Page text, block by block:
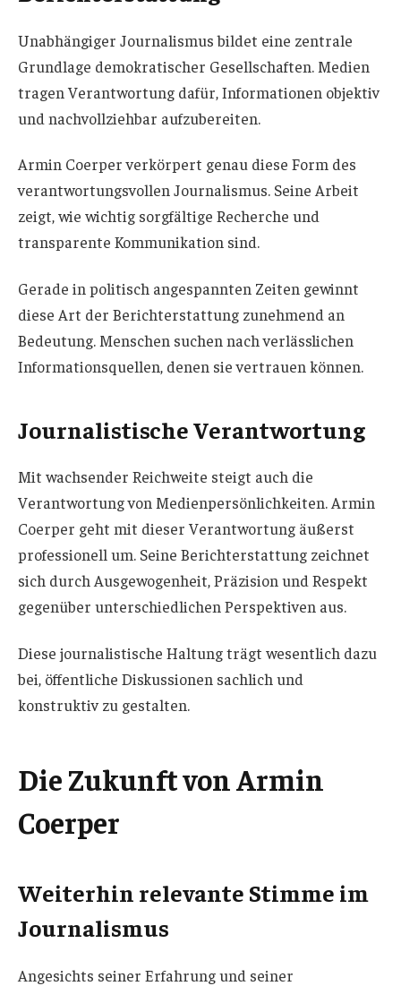
Unabhängiger Journalismus bildet eine zentrale
Grundlage demokratischer Gesellschaften. Medien
tragen Verantwortung dafür, Informationen objektiv
und nachvollziehbar aufzubereiten.
Armin Coerper verkörpert genau diese Form des
verantwortungsvollen Journalismus. Seine Arbeit
zeigt, wie wichtig sorgfältige Recherche und
transparente Kommunikation sind.
Gerade in politisch angespannten Zeiten gewinnt
diese Art der Berichterstattung zunehmend an
Bedeutung. Menschen suchen nach verlässlichen
Informationsquellen, denen sie vertrauen können.
Journalistische Verantwortung
Mit wachsender Reichweite steigt auch die
Verantwortung von Medienpersönlichkeiten. Armin
Coerper geht mit dieser Verantwortung äußerst
professionell um. Seine Berichterstattung zeichnet
sich durch Ausgewogenheit, Präzision und Respekt
gegenüber unterschiedlichen Perspektiven aus.
Diese journalistische Haltung trägt wesentlich dazu
bei, öffentliche Diskussionen sachlich und
konstruktiv zu gestalten.
Die Zukunft von Armin
Coerper
Weiterhin relevante Stimme im
Journalismus
Angesichts seiner Erfahrung und seiner